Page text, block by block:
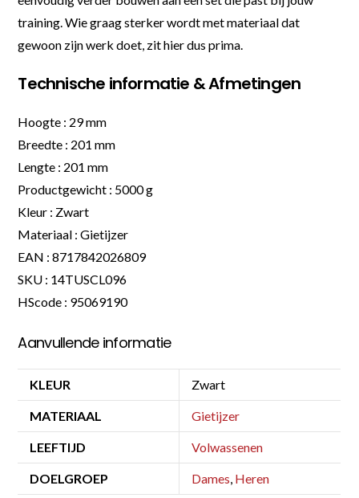
training. Wie graag sterker wordt met materiaal dat
gewoon zijn werk doet, zit hier dus prima.
Technische informatie & Afmetingen
Hoogte : 29 mm
Breedte : 201 mm
Lengte : 201 mm
Productgewicht : 5000 g
Kleur : Zwart
Materiaal : Gietijzer
EAN : 8717842026809
SKU : 14TUSCL096
HScode : 95069190
Aanvullende informatie
KLEUR Zwart
MATERIAAL Gietijzer
LEEFTIJD Volwassenen
DOELGROEP Dames Heren